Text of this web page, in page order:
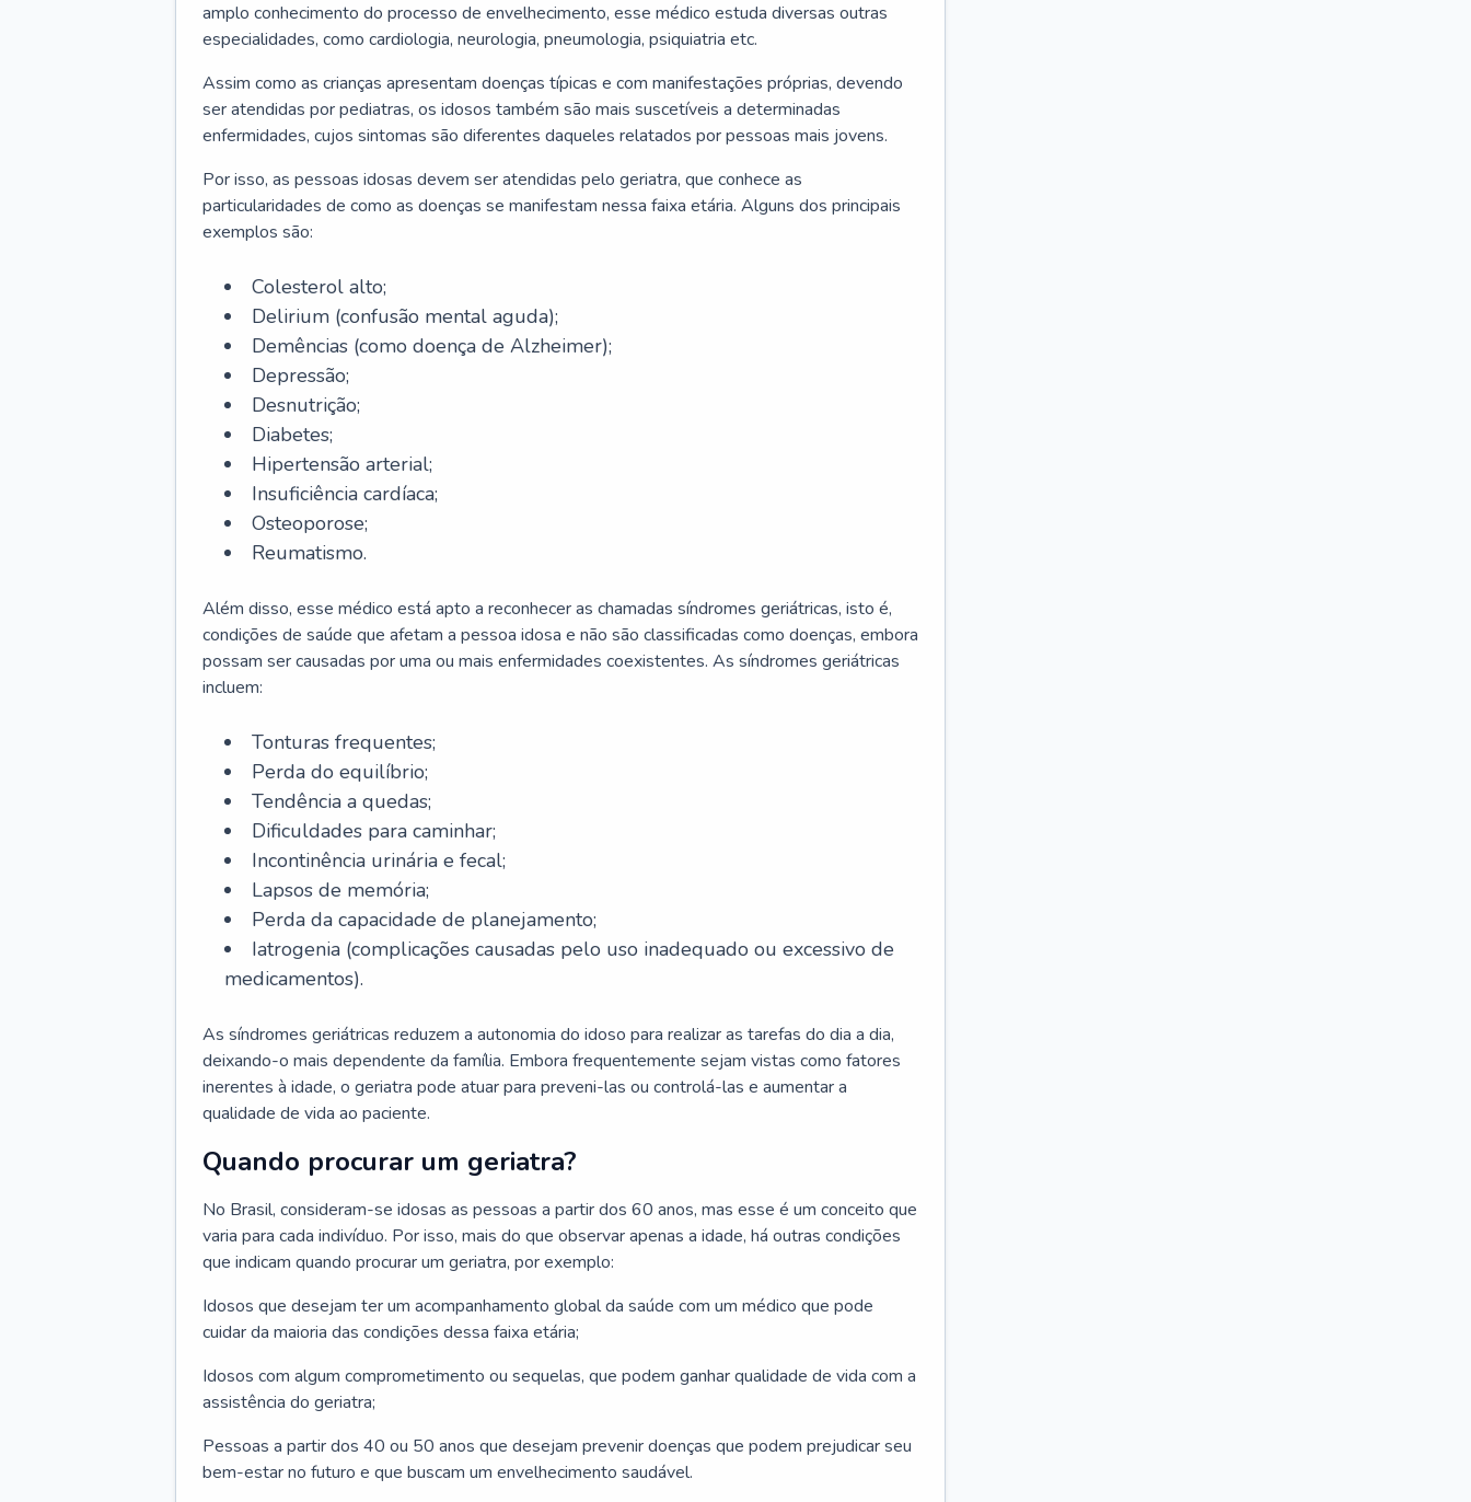
amplo conhecimento do processo de envelhecimento, esse médico estuda diversas outras
especialidades, como cardiologia, neurologia, pneumologia, psiquiatria etc.
Assim como as crianças apresentam doenças típicas e com manifestações próprias, devendo
ser atendidas por pediatras, os idosos também são mais suscetíveis a determinadas
enfermidades, cujos sintomas são diferentes daqueles relatados por pessoas mais jovens.
Por isso, as pessoas idosas devem ser atendidas pelo geriatra, que conhece as
particularidades de como as doenças se manifestam nessa faixa etária. Alguns dos principais
exemplos são:
Colesterol alto;
Delirium (confusão mental aguda);
Demências (como doença de Alzheimer);
Depressão;
Desnutrição;
Diabetes;
Hipertensão arterial;
Insuficiência cardíaca;
Osteoporose;
Reumatismo.
Além disso, esse médico está apto a reconhecer as chamadas síndromes geriátricas, isto é,
condições de saúde que afetam a pessoa idosa e não são classificadas como doenças, embora
possam ser causadas por uma ou mais enfermidades coexistentes. As síndromes geriátricas
incluem:
Tonturas frequentes;
Perda do equilíbrio;
Tendência a quedas;
Dificuldades para caminhar;
Incontinência urinária e fecal;
Lapsos de memória;
Perda da capacidade de planejamento;
Iatrogenia (complicações causadas pelo uso inadequado ou excessivo de
medicamentos).
As síndromes geriátricas reduzem a autonomia do idoso para realizar as tarefas do dia a dia,
deixando-o mais dependente da família. Embora frequentemente sejam vistas como fatores
inerentes à idade, o geriatra pode atuar para preveni-las ou controlá-las e aumentar a
qualidade de vida ao paciente.
Quando procurar um geriatra?
No Brasil, consideram-se idosas as pessoas a partir dos 60 anos, mas esse é um conceito que
varia para cada indivíduo. Por isso, mais do que observar apenas a idade, há outras condições
que indicam quando procurar um geriatra, por exemplo:
Idosos que desejam ter um acompanhamento global da saúde com um médico que pode
cuidar da maioria das condições dessa faixa etária;
Idosos com algum comprometimento ou sequelas, que podem ganhar qualidade de vida com a
assistência do geriatra;
Pessoas a partir dos 40 ou 50 anos que desejam prevenir doenças que podem prejudicar seu
bem-estar no futuro e que buscam um envelhecimento saudável.